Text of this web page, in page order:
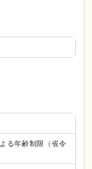
る年齢制限（省令